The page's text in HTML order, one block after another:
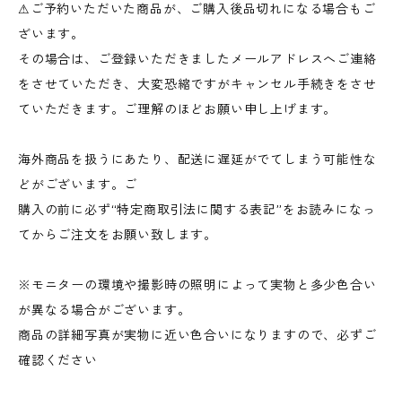
⚠︎ご予約いただいた商品が、ご購入後品切れになる場合もご
ざいます。
その場合は、ご登録いただきましたメールアドレスへご連絡
をさせていただき、大変恐縮ですがキャンセル手続きをさせ
ていただきます。ご理解のほどお願い申し上げます。
海外商品を扱うにあたり、配送に遅延がでてしまう可能性な
どがございます。ご
購入の前に必ず“特定商取引法に関する表記”をお読みになっ
てからご注文をお願い致します。
※モニターの環境や撮影時の照明によって実物と多少色合い
が異なる場合がございます。
商品の詳細写真が実物に近い色合いになりますので、必ずご
確認ください